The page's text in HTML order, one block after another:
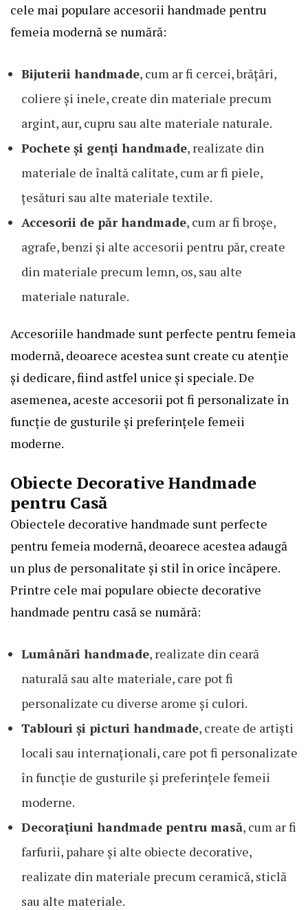
cele mai populare accesorii handmade pentru
femeia modernă se numără:
Bijuterii handmade, cum ar fi cercei, brățări,
coliere și inele, create din materiale precum
argint, aur, cupru sau alte materiale naturale.
Pochete și genți handmade, realizate din
materiale de înaltă calitate, cum ar fi piele,
țesături sau alte materiale textile.
Accesorii de păr handmade, cum ar fi broșe,
agrafe, benzi și alte accesorii pentru păr, create
din materiale precum lemn, os, sau alte
materiale naturale.
Accesoriile handmade sunt perfecte pentru femeia
modernă, deoarece acestea sunt create cu atenție
și dedicare, fiind astfel unice și speciale. De
asemenea, aceste accesorii pot fi personalizate în
funcție de gusturile și preferințele femeii
moderne.
Obiecte Decorative Handmade
pentru Casă
Obiectele decorative handmade sunt perfecte
pentru femeia modernă, deoarece acestea adaugă
un plus de personalitate și stil în orice încăpere.
Printre cele mai populare obiecte decorative
handmade pentru casă se numără:
Lumânări handmade, realizate din ceară
naturală sau alte materiale, care pot fi
personalizate cu diverse arome și culori.
Tablouri și picturi handmade, create de artiști
locali sau internaționali, care pot fi personalizate
în funcție de gusturile și preferințele femeii
moderne.
Decorațiuni handmade pentru masă, cum ar fi
farfurii, pahare și alte obiecte decorative,
realizate din materiale precum ceramică, sticlă
sau alte materiale.